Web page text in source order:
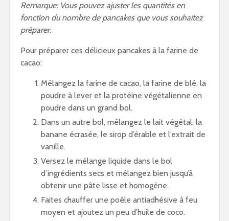
Remarque: Vous pouvez ajuster les quantités en
fonction du nombre de pancakes que vous souhaitez
préparer.
Pour préparer ces délicieux pancakes à la farine de
cacao:
Mélangez la farine de cacao, la farine de blé, la
poudre à lever et la protéine végétalienne en
poudre dans un grand bol.
Dans un autre bol, mélangez le lait végétal, la
banane écrasée, le sirop d’érable et l’extrait de
vanille.
Versez le mélange liquide dans le bol
d’ingrédients secs et mélangez bien jusqu’à
obtenir une pâte lisse et homogène.
Faites chauffer une poêle antiadhésive à feu
moyen et ajoutez un peu d’huile de coco.